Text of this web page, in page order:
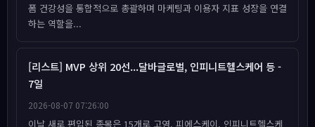
폼 건강성을 통합적으로 총괄하며 마케팅과 이용자 지표 성장을 연결
하는 역할을...
[리스트] MVP 상위 20선...달바글로벌, 인피니트헬스케어 등 -
7일
2026-08-07 07:26:00
이날 새로 편입된 종목은 15개로 고영, 피에스케이, 인피니트헬스케